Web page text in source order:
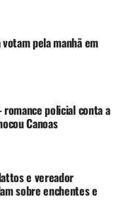
pela manhã em
romance policial conta a
Canoas
e vereador
sobre enchentes e